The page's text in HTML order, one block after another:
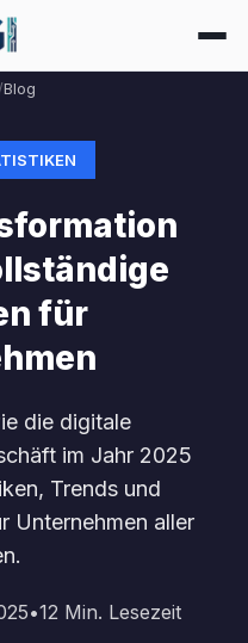
/Blog
für
die digitale
im Jahr 2025
Trends und
Unternehmen aller
•12 Min. Lesezeit